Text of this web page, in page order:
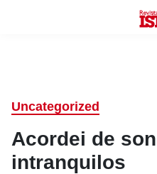
Uncategorized
Acordei de
intranquilos